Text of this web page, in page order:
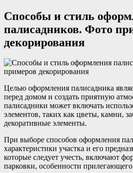
Способы и стиль
палисадников. Фото
декорирования
Целью оформления палисадника
перед домом и создать приятную
палисадники может включать
элементов, таких как цветы, камни,
декоративные элементы.
При выборе способов оформления
характеристики участка и его
которые следует учесть, включают
парковки, особенности